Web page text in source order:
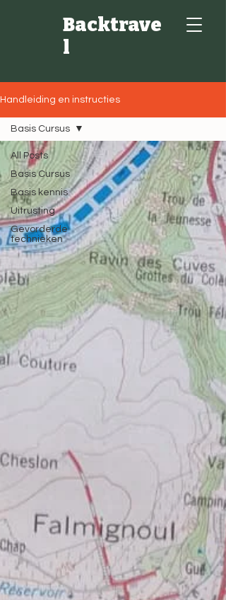
Backtrave
l
Handleiding en instructies
All Posts
Basis Cursus
Basis kennis
Uitrusting
Gevorderde
technieken
Basis Cursus